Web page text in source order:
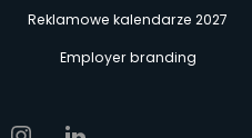
Reklamowe kalendarze 2027
Employer branding